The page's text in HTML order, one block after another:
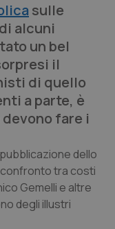
sulle
alcuni
un bel
il
di quello
a parte, è
fare i
dello
tra costi
Gemelli e altre
degli illustri